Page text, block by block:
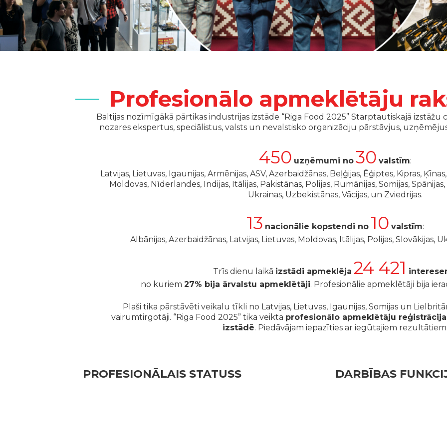
Profesionālo apmeklētāju
Baltijas nozīmīgākā pārtikas industrijas izstāde “Riga Food 2025” Starptautiskajā
nozares ekspertus, speciālistus, valsts un nevalstisko organizāciju pārstāvjus,
450 uzņēmumi no 30 valstīm:
Latvijas, Lietuvas, Igaunijas, Armēnijas, ASV, Azerbaidžānas, Beļģijas, Ēģiptes, Kipras,
Moldovas, Nīderlandes, Indijas, Itālijas, Pakistānas, Polijas, Rumānijas, Somijas,
Ukrainas, Uzbekistānas, Vācijas, un Zviedrijas.
13 nacionālie kopstendi no 10 valstīm:
Albānijas, Azerbaidžānas, Latvijas, Lietuvas, Moldovas, Itālijas, Polijas, Slovākijas,
Trīs dienu laikā izstādi apmeklēja 24 421
no kuriem 27% bija ārvalstu apmeklētāji. Profesionālie apmeklētāji bija
Plaši tika pārstāvēti veikalu tīkli no Latvijas, Lietuvas, Igaunijas, Somijas un
vairumtirgotāji. “Riga Food 2025” tika veikta profesionālo apmeklētāju
izstādē. Piedāvājam iepazīties ar iegūtajiem
PROFESIONĀLAIS STATUSS DARBĪBAS